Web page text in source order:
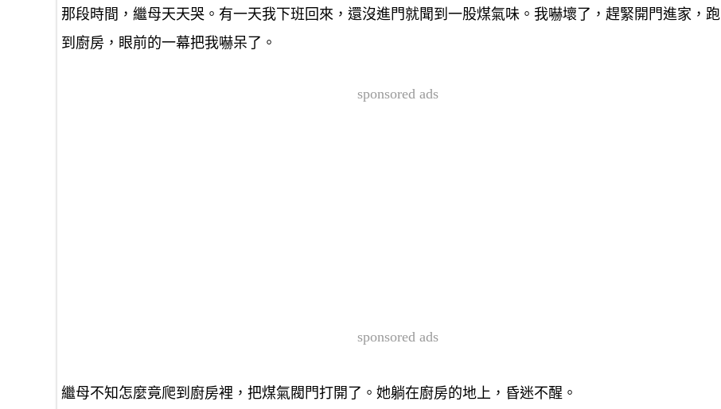
那段時間，繼母天天哭。有一天我下班回來，還沒進門就聞到一股煤氣味。我嚇壞了，趕緊開門進家，跑
到廚房，眼前的一幕把我嚇呆了。
sponsored ads
sponsored ads
繼母不知怎麼竟爬到廚房裡，把煤氣閥門打開了。她躺在廚房的地上，昏迷不醒。